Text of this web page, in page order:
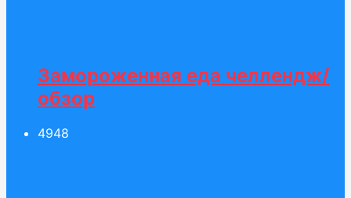
Замороженная еда челлендж/
обзор
4948